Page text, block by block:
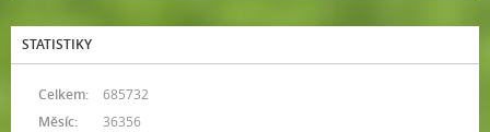
STATISTIKY
Celkem:
685732
Měsíc:
36356